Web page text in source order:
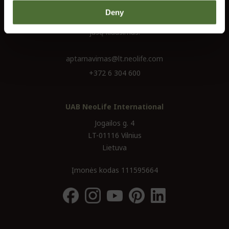
Deny
Reikia pagalbos?
Mūsų klientų aptarnavimo skyriaus darbuotojai atsakys į visus
jūsų klausimus.
aptarnavimas@lt.neolife.com
+372 6 304 600
UAB NeoLife International
Jogailos g. 4
LT-01116 Vilnius
Lietuva
Įmonės kodas 111595664